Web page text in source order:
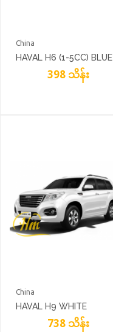
China
HAVAL H6 (1-5CC) BLUE
398 သိန်း
China
HAVAL H9 WHITE
738 သိန်း